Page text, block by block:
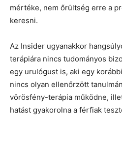
mértéke, nem őrültség erre a
keresni.
Az Insider ugyanakkor
terápiára nincs tudományos
egy urulógust is, aki egy
nincs olyan ellenőrzött
vörösfény-terápia működne,
hatást gyakorolna a férfiak